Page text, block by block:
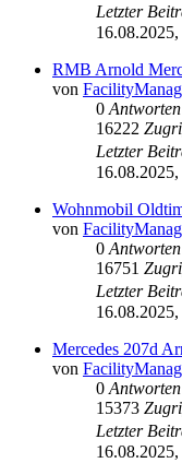
Letzter
RMB Arnold
von
0Antworten
16222
Letzter
Wohnmobil
von
0Antworten
16751
Letzter
Mercedes 207d
von
0Antworten
15373
Letzter